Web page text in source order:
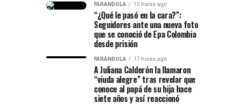
FARÁNDULA 15 horas ago
“¿Qué le pasó en la cara?”:
Seguidores ante una nueva foto
que se conoció de Epa Colombia
desde prisión
FARÁNDULA 17 horas ago
A Juliana Calderón la llamaron
“viuda alegre” tras revelar que
conoce al papá de su hija hace
siete años y así reaccionó